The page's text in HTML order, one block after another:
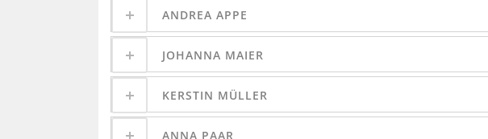
ANDREA APPE
JOHANNA MAIER
KERSTIN MÜLLER
ANNA PAAR